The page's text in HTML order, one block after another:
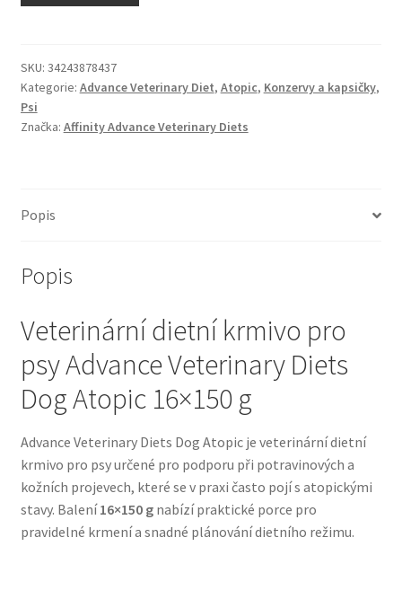
Odpočívadla pro kočky
Royal Canin pro kočky
Vše pro psy — Krmivo, doplňky, vybavení
Boudy a výběhy
Bozita pro psy — Švédské krmivo s nordickou kvalitou
Brit pro psy
Granule pro psy
SKU: 34243878437
Kategorie: Advance Veterinary Diet, Atopic, Konzervy a kapsičky,
Psi
Značka: Affinity Advance Veterinary Diets
Popis
Popis
Veterinární dietní krmivo pro
psy Advance Veterinary Diets
Dog Atopic 16×150 g
Advance Veterinary Diets Dog Atopic je veterinární dietní
krmivo pro psy určené pro podporu při potravinových a
kožních projevech, které se v praxi často pojí s atopickými
stavy. Balení16×150 gnabízí praktické porce pro
pravidelné krmení a snadné plánování dietního režimu.